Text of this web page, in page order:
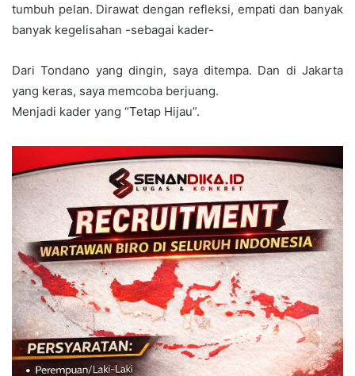
tumbuh pelan. Dirawat dengan refleksi, empati dan banyak
banyak kegelisahan -sebagai kader-
Dari Tondano yang dingin, saya ditempa. Dan di Jakarta
yang keras, saya memcoba berjuang.
Menjadi kader yang “Tetap Hijau”.